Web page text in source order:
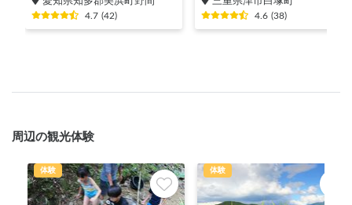
4.7 (42) 4.6 (38)
周辺の観光体験
体験 体験